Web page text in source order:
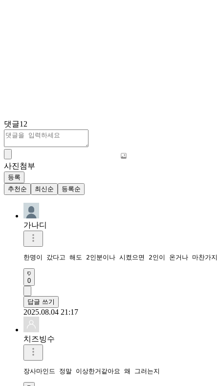
댓글12
사진첨부
등록
추천순
최신순 등록순
가나디
한명이 갔다고 해도 2인분이나 시켰으면 2인이 온거나 마찬가
0
답글 쓰기
2025.08.04 21:17
치즈빙수
장사마인드 정말 이상한거같아요 왜 그러는지